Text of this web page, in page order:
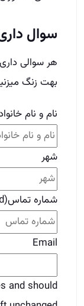
شهر
شماره تماس(Required)
Email
and should
unchanged.
برای
قبلیقبلیتکنیک
موفق